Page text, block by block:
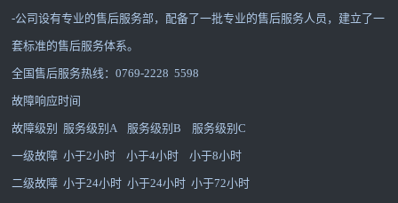
-公司设有专业的售后服务部，配备了一批专业的售后服务人员，建立了一
套标准的售后服务体系。
全国售后服务热线：0769-2228 5598
故障响应时间
故障级别 服务级别A 服务级别B 服务级别C
一级故障 小于2小时 小于4小时 小于8小时
二级故障 小于24小时 小于24小时 小于72小时